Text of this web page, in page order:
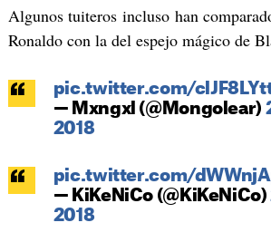
Algunos tuiteros incluso han
Ronaldo con la del espejo mágico de
pic.twitter.com/
— Mxngxl (@Mongolear)
2018
pic.twitter.com/
— KiKeNiCo (@KiKeNiCo)
2018